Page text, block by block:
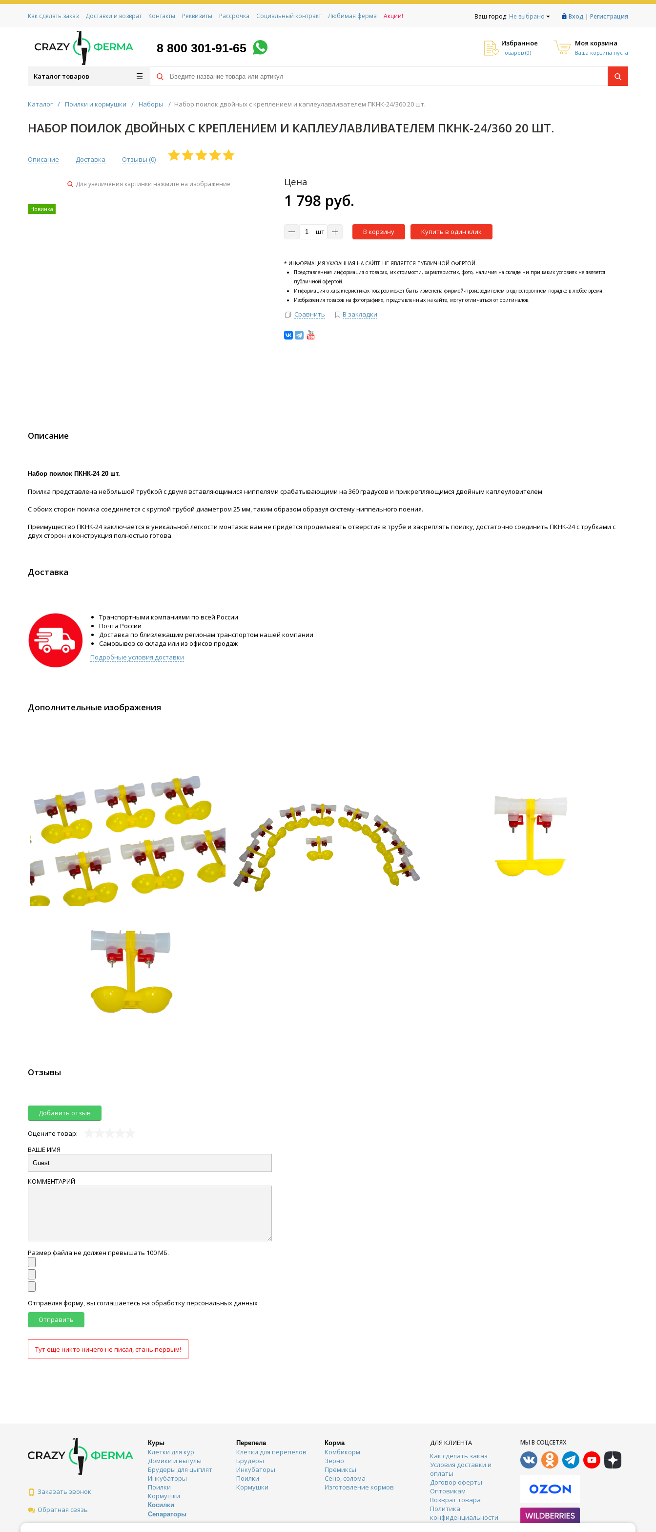
Ваш город: Не выбрано Вход | Регистрация
Как сделать заказ Доставки и возврат Контакты Реквизиты Рассрочка Социальный контракт Любимая ферма Акции!
8 800 301-91-65 Избранное
Товаров (0)
Моя корзина
Ваша корзина пуста
Каталог товаров
Каталог / Поилки и кормушки / Наборы / Набор поилок двойных с креплением и каплеулавливателем ПКНК-24/360 20 шт.
НАБОР ПОИЛОК ДВОЙНЫХ С КРЕПЛЕНИЕМ И КАПЛЕУЛАВЛИВАТЕЛЕМ ПКНК-24/360 20 ШТ.
Описание Доставка Отзывы (0)
Новинка
Для увеличения картинки нажмите на изображение Цена
1 798 руб.
шт В корзину Купить в один клик
* ИНФОРМАЦИЯ УКАЗАННАЯ НА САЙТЕ НЕ ЯВЛЯЕТСЯ ПУБЛИЧНОЙ ОФЕРТОЙ.
Представленная информация о товарах, их стоимости, характеристик, фото, наличия на складе ни при каких условиях не является
публичной офертой.
Информация о характеристиках товаров может быть изменена фирмой-производителем в одностороннем порядке в любое время.
Изображения товаров на фотографиях, представленных на сайте, могут отличаться от оригиналов.
Сравнить В закладки
Описание
Набор поилок ПКНК-24 20 шт.
Поилка представлена небольшой трубкой с двумя вставляющимися ниппелями срабатывающими на 360 градусов и прикрепляющимся двойным каплеуловителем.
С обоих сторон поилка соединяется с круглой трубой диаметром 25 мм, таким образом образуя систему ниппельного поения.
Преимущество ПКНК-24 заключается в уникальной лёгкости монтажа: вам не придётся проделывать отверстия в трубе и закреплять поилку, достаточно соединить ПКНК-24 с трубками с
двух сторон и конструкция полностью готова.
Доставка
Транспортными компаниями по всей России
Почта России
Доставка по близлежащим регионам транспортом нашей компании
Самовывоз со склада или из офисов продаж
Подробные условия доставки
Дополнительные изображения
Отзывы
Добавить отзыв
Оцените товар:
ВАШЕ ИМЯ
КОММЕНТАРИЙ
Размер файла не должен превышать 100 МБ.
Отправляя форму, вы соглашаетесь на обработку персональных данных
Отправить
Тут еще никто ничего не писал, стань первым!
Заказать звонок
Обратная связь
Куры
Клетки для кур
Домики и выгулы
Брудеры для цыплят
Инкубаторы
Поилки
Кормушки
Косилки
Сепараторы
Перепела
Клетки для перепелов
Брудеры
Инкубаторы
Поилки
Кормушки
Корма
Комбикорм
Зерно
Премиксы
Сено, солома
Изготовление кормов
ДЛЯ КЛИЕНТА
Как сделать заказ
Условия доставки и
оплаты
Договор оферты
Оптовикам
Возврат товара
Политика
конфиденциальности
Контакты
МЫ В СОЦСЕТЯХ